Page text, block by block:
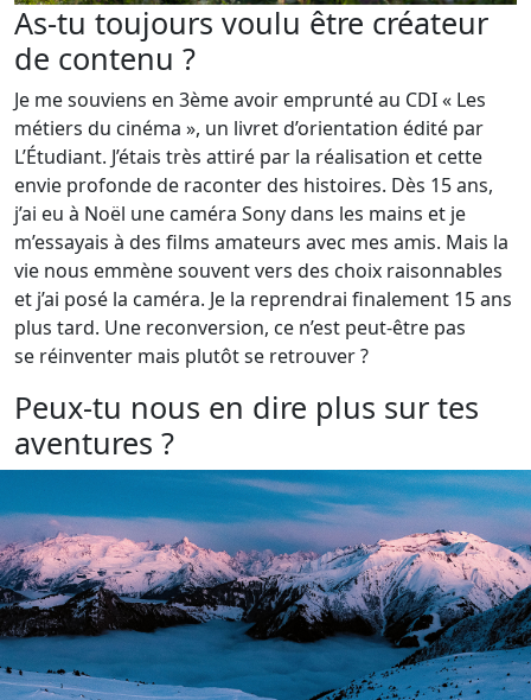
As-tu toujours voulu être créateur
de contenu ?
Je me souviens en 3ème avoir emprunté au CDI « Les
métiers du cinéma », un livret d’orientation édité par
L’Étudiant. J’étais très attiré par la réalisation et cette
envie profonde de raconter des histoires. Dès 15 ans,
j’ai eu à Noël une caméra Sony dans les mains et je
m’essayais à des films amateurs avec mes amis. Mais la
vie nous emmène souvent vers des choix raisonnables
et j’ai posé la caméra. Je la reprendrai finalement 15 ans
plus tard. Une reconversion, ce n’est peut-être pas
se réinventer mais plutôt se retrouver ?
Peux-tu nous en dire plus sur tes
aventures ?